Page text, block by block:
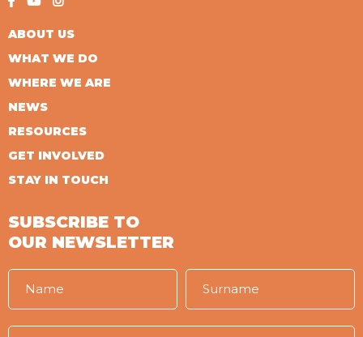
ABOUT US
WHAT WE DO
WHERE WE ARE
NEWS
RESOURCES
GET INVOLVED
STAY IN TOUCH
SUBSCRIBE TO
OUR NEWSLETTER